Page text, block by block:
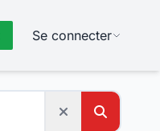
Se connecter